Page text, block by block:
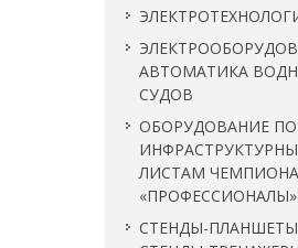
АВТОМАТИКА
СУДОВ
ОБОРУДОВАНИЕ ПО
ЛИСТАМ
«ПРОФЕССИОНАЛЫ»
СТЕНДЫ-